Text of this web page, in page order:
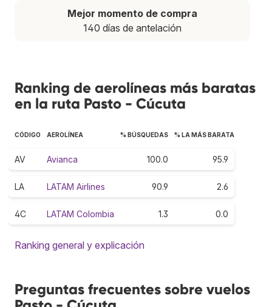
Mejor momento de compra
140 días de antelación
Ranking de aerolíneas más baratas
en la ruta Pasto - Cúcuta
CÓDIGO AEROLÍNEA % BÚSQUEDAS % LA MÁS BARATA
AV Avianca 100.0 95.9
LA LATAM Airlines 90.9 2.6
4C LATAM Colombia 1.3 0.0
Ranking general y explicación
Preguntas frecuentes sobre vuelos